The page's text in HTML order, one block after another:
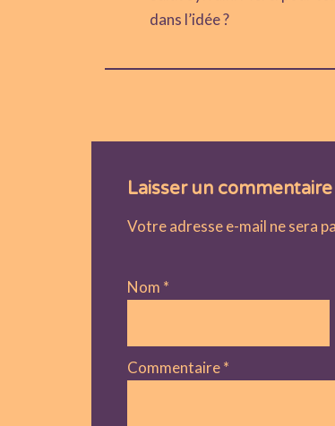
dans l’idée ?
Laisser un commentaire
Votre adresse e-mail ne sera
Nom *
Commentaire*